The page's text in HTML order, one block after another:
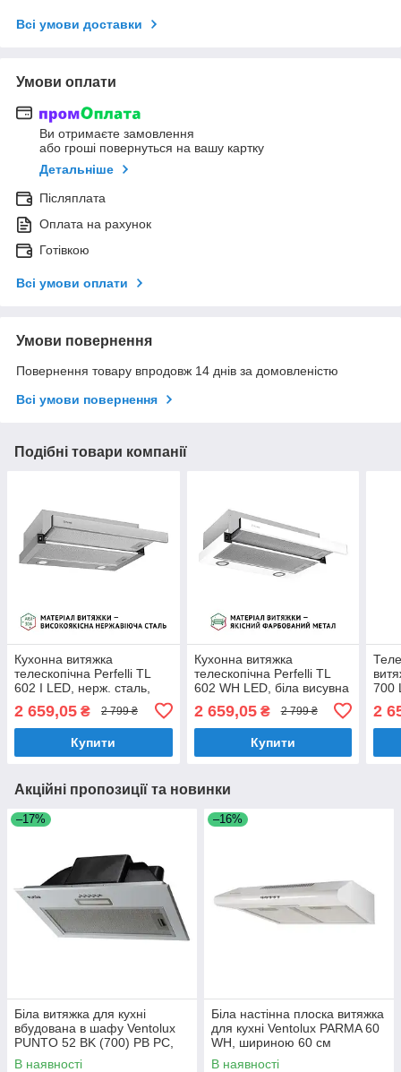
Всі умови доставки
Умови оплати
Ви отримаєте замовлення
або гроші повернуться на вашу картку
Детальніше
Післяплата
Оплата на рахунок
Готівкою
Всі умови оплати
Умови повернення
Повернення товару впродовж 14 днів за домовленістю
Всі умови повернення
Подібні товари компанії
Кухонна витяжка
телескопічна Perfelli TL
602 I LED, нерж. сталь,
шириною 60 см
2 659,05 ₴ 2 799 ₴
Купити
Кухонна витяжка
телескопічна Perfelli TL
602 WH LED, біла висувна
шириною 60 см
2 659,05₴ 2 799 ₴
Купити
700
2
Акційні пропозиції та новинки
–17%
Біла витяжка для кухні
вбудована в шафу Ventolux
PUNTO 52 BK (700) PB PC,
шириною 52 см
В наявності
–16%
Біла настінна плоска витяжка
для кухні Ventolux PARMA 60
WH, шириною 60 см
В наявності